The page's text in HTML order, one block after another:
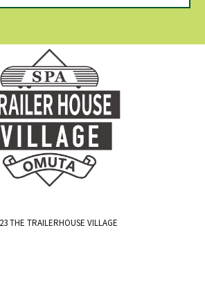
THE TRAILERHOUSE VILLAGE